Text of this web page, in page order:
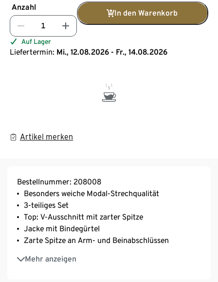
Anzahl
In den Warenkorb
Auf Lager
Liefertermin: Mi., 12.08.2026 - Fr., 14.08.2026
Artikel merken
Bestellnummer: 208008
Besonders weiche Modal-Strechqualität
3-teiliges Set
Top: V-Ausschnitt mit zarter Spitze
Jacke mit Bindegürtel
Zarte Spitze an Arm- und Beinabschlüssen
Mehr anzeigen
Hose mit elastischem Bund
Mit hochwertigem Markenelasthan für